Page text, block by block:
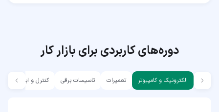
دوره‌های کاربردی برای بازار کار
الکترونیک و کامپیوتر تعمیرات تاسیسات برقی کنترل و ابزار دقیق